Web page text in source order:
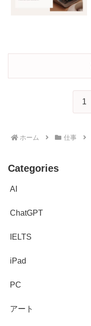
1
ホーム 仕事
Categories
AI
ChatGPT
IELTS
iPad
PC
アート